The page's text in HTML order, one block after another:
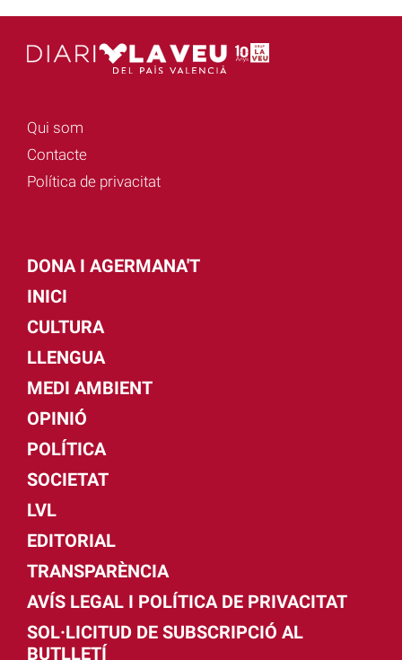
Qui som
Contacte
Política de privacitat
DONA I AGERMANA'T
INICI
CULTURA
LLENGUA
MEDI AMBIENT
OPINIÓ
POLÍTICA
SOCIETAT
LVL
EDITORIAL
TRANSPARÈNCIA
AVÍS LEGAL I POLÍTICA DE PRIVACITAT
SOL·LICITUD DE SUBSCRIPCIÓ AL
BUTLLETÍ